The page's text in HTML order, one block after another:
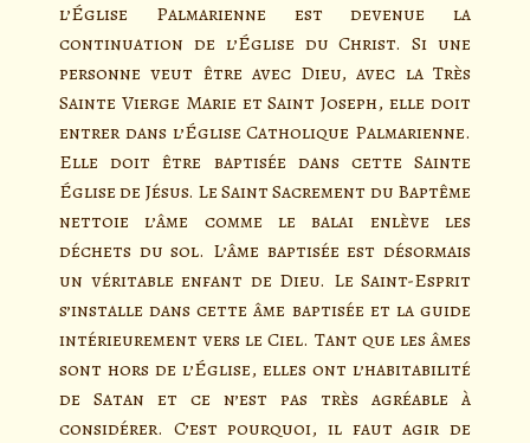
l’Église Palmarienne est devenue la
continuation de l’Église du Christ. Si une
personne veut être avec Dieu, avec la Très
Sainte Vierge Marie et Saint Joseph, elle doit
entrer dans l’Église Catholique Palmarienne.
Elle doit être baptisée dans cette Sainte
Église de Jésus. Le Saint Sacrement du Baptême
nettoie l’âme comme le balai enlève les
déchets du sol. L’âme baptisée est désormais
un véritable enfant de Dieu. Le Saint-Esprit
s’installe dans cette âme baptisée et la guide
intérieurement vers le Ciel. Tant que les âmes
sont hors de l’Église, elles ont l’habitabilité
de Satan et ce n’est pas très agréable à
considérer. C’est pourquoi, il faut agir de